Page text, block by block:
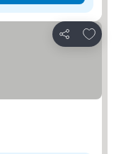
Jaa
Lisää